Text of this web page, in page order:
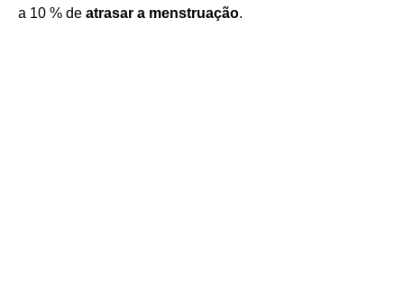
a 10 % de atrasar a menstruação.